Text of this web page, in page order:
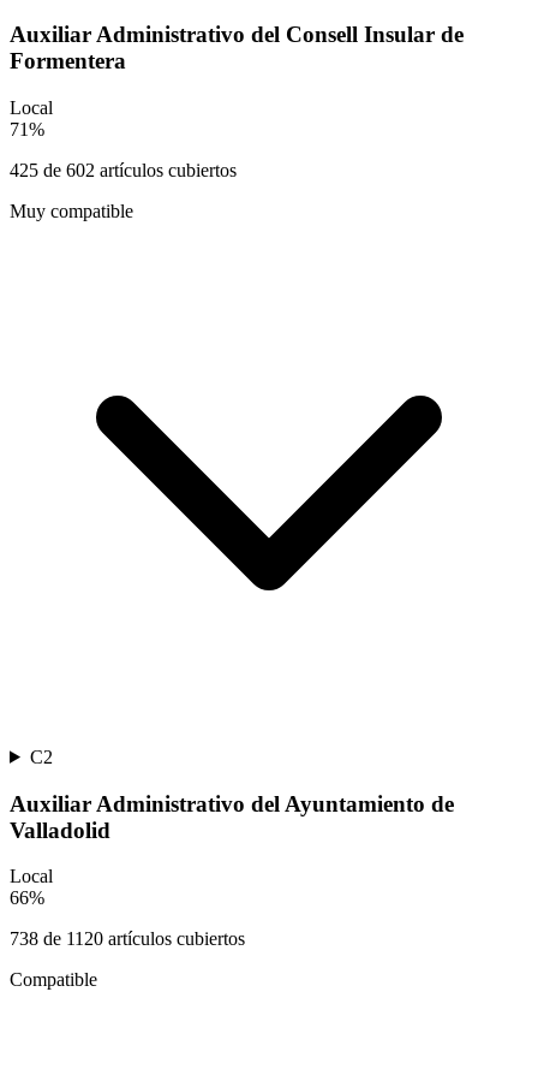
Auxiliar Administrativo del Consell Insular de
Formentera
Local
71%
425 de 602 artículos cubiertos
Muy compatible
C2
Auxiliar Administrativo del Ayuntamiento de
Valladolid
Local
66%
738 de 1120 artículos cubiertos
Compatible